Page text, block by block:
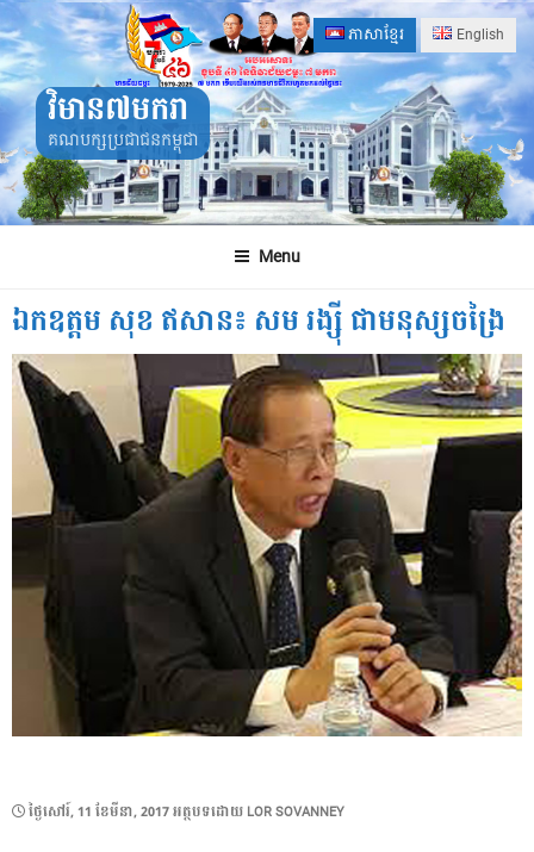
Skip
to
content
ភាសាខ្មែរ English
វិមាន៧មករា
គណបក្សប្រជាជនកម្ពុជា
Menu
ឯកឧត្តម សុខ ឥសាន៖ សម រង្ស៊ី ជាមនុស្សចង្រៃ
POSTED
ថ្ងៃ​សៅរ៍, 11 ខែ​មីនា, 2017អត្ថបទដោយ LOR SOVANNEY